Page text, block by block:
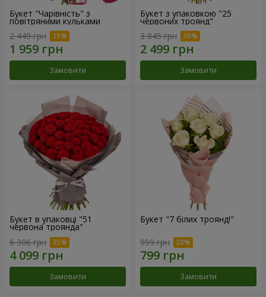
Букет "Чарівність" з
повітряними кульками
2 449 грн
Замовити
Букет з упаковкою "25
червоних троянд"
3 845 грн
Замовити
Букет в упаковці "51
червона троянда"
6 306 грн
Замовити
Букет "7 білих троянд!"
999 грн
Замовити